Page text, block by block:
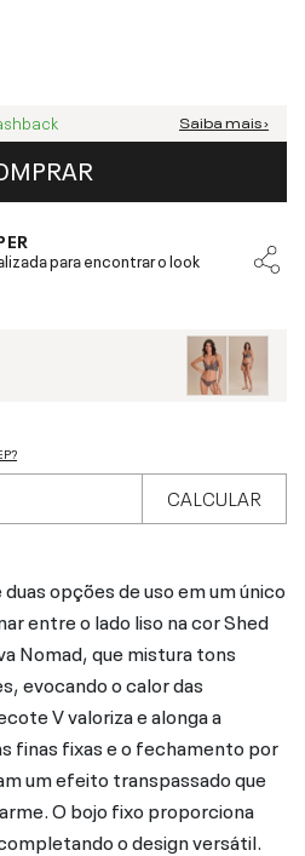
Saiba mais ›
para encontrar o look
CALCULAR
opções de uso em um único
entre o lado liso na cor Shed
Nomad, que mistura tons
evocando o calor das
V valoriza e alonga a
finas fixas e o fechamento por
um efeito transpassado que
O bojo fixo proporciona
o design versátil.